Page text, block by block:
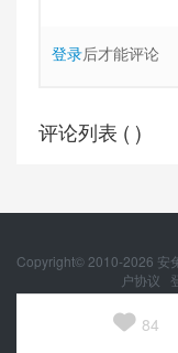
 84
登录后才能评论
评论列表 ( )
Copyright© 2010-2026 安
户协议